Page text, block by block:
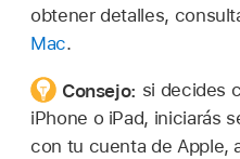
obtener detalles,
Mac.
Consejo: si decides
iPhone o iPad, iniciarás
con tu cuenta de Apple,